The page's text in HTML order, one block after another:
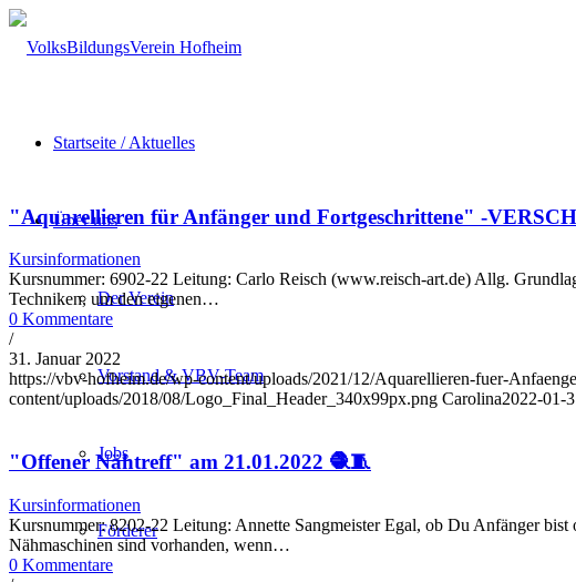
Startseite / Aktuelles
Über uns
Der Verein
Vorstand & VBV-Team
Jobs
Förderer
"Aquarellieren für Anfänger und Fortgeschrittene" -
Kursinformationen
Kursnummer: 6902-22 Leitung: Carlo Reisch (www.reisch-art.de) Allg.
Techniken, um den eigenen…
0 Kommentare
/
31. Januar 2022
https://vbv-hofheim.de/wp-content/uploads/2021/12/Aquarellieren-fuer-
content/uploads/2018/08/Logo_Final_Header_340x99px.png Carolina2022-01-
"Offener Nähtreff" am 21.01.2022 🧶🧵
Kursinformationen
Kursnummer: 8202-22 Leitung: Annette Sangmeister Egal, ob Du Anfänger
Nähmaschinen sind vorhanden, wenn…
0 Kommentare